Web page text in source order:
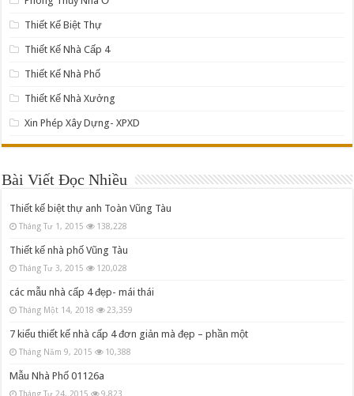
Thiết Kế Biệt Thự
Thiết Kế Nhà Cấp 4
Thiết Kế Nhà Phố
Thiết Kế Nhà Xưởng
Xin Phép Xây Dựng- XPXD
Bài Viết Đọc Nhiều
Thiết kế biệt thự anh Toàn Vũng Tàu
Tháng Tư 1, 2015 138,228
Thiết kế nhà phố Vũng Tàu
Tháng Tư 3, 2015 120,028
các mẫu nhà cấp 4 đẹp- mái thái
Tháng Một 14, 2018 23,359
7 kiểu thiết kế nhà cấp 4 đơn giản mà đẹp – phần một
Tháng Năm 9, 2015 10,388
Mẫu Nhà Phố 01126a
Tháng Tư 24, 2015 9,823